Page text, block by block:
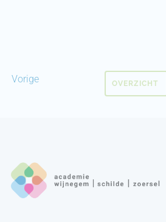
Vorige OVERZICHT